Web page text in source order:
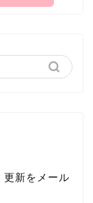
更新をメール